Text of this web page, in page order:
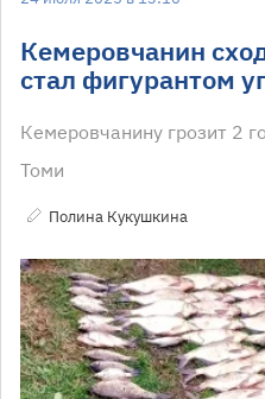
Кемеровчанин
стал фигурантом
Кемеровчанину грозит 2
Томи
Полина Кукушкина